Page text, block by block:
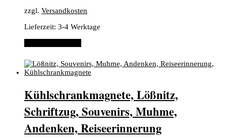
zzgl. Versandkosten
Lieferzeit: 3-4 Werktage
Kühlschrankmagnete, Lößnitz,
Schriftzug, Souvenirs, Muhme,
Andenken, Reiseerinnerung